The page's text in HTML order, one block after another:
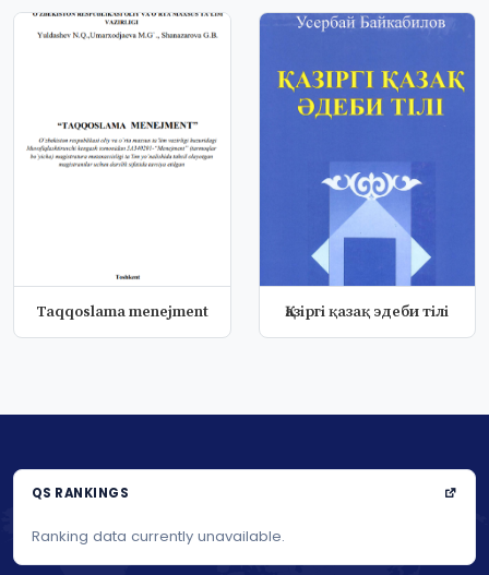
Taqqoslama menejment Қазiргi қазақ эдеби тiлi
QS RANKINGS
Ranking data currently unavailable.